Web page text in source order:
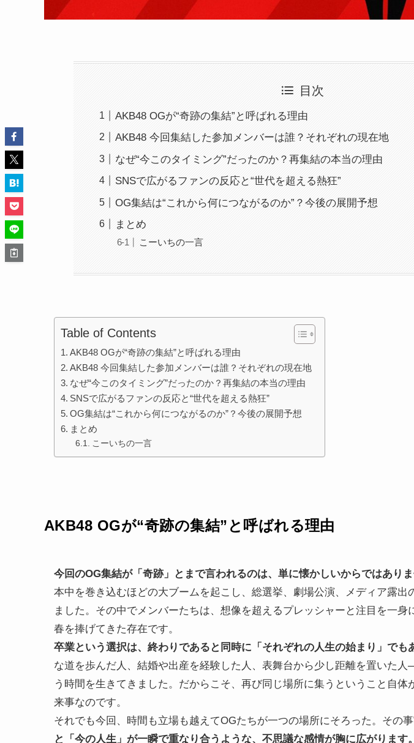
目次
AKB48 OGが“奇跡の集結”と呼ばれる理由
AKB48 今回集結した参加メンバーは誰？それぞれの現在地
なぜ“今このタイミング”だったのか？再集結の本当の理由
SNSで広がるファンの反応と“世代を超える熱狂”
OG集結は“これから何につながるのか”？今後の展開予想
まとめ
こーいちの一言
Table of Contents
AKB48 OGが“奇跡の集結”と呼ばれる理由
AKB48 今回集結した参加メンバーは誰？それぞれの現在地
なぜ“今このタイミング”だったのか？再集結の本当の理由
SNSで広がるファンの反応と“世代を超える熱狂”
OG集結は“これから何につながるのか”？今後の展開予想
まとめ
こーいちの一言
AKB48 OGが“奇跡の集結”と呼ばれる理由
今回のOG集結が「奇跡」とまで言われるのは、単に懐かしいからではありま
本中を巻き込むほどの大ブームを起こし、総選挙、劇場公演、メディア露出
ました。その中でメンバーたちは、想像を超えるプレッシャーと注目を一身
春を捧げてきた存在です。
卒業という選択は、終わりであると同時に「それぞれの人生の始まり」でも
な道を歩んだ人、結婚や出産を経験した人、表舞台から少し距離を置いた
う時間を生きてきました。だからこそ、再び同じ場所に集うということ自体
来事なのです。
それでも今回、時間も立場も越えてOGたちが一つの場所にそろった。その事
と「今の人生」が一瞬で重なり合うような、不思議な感情が胸に広がります。